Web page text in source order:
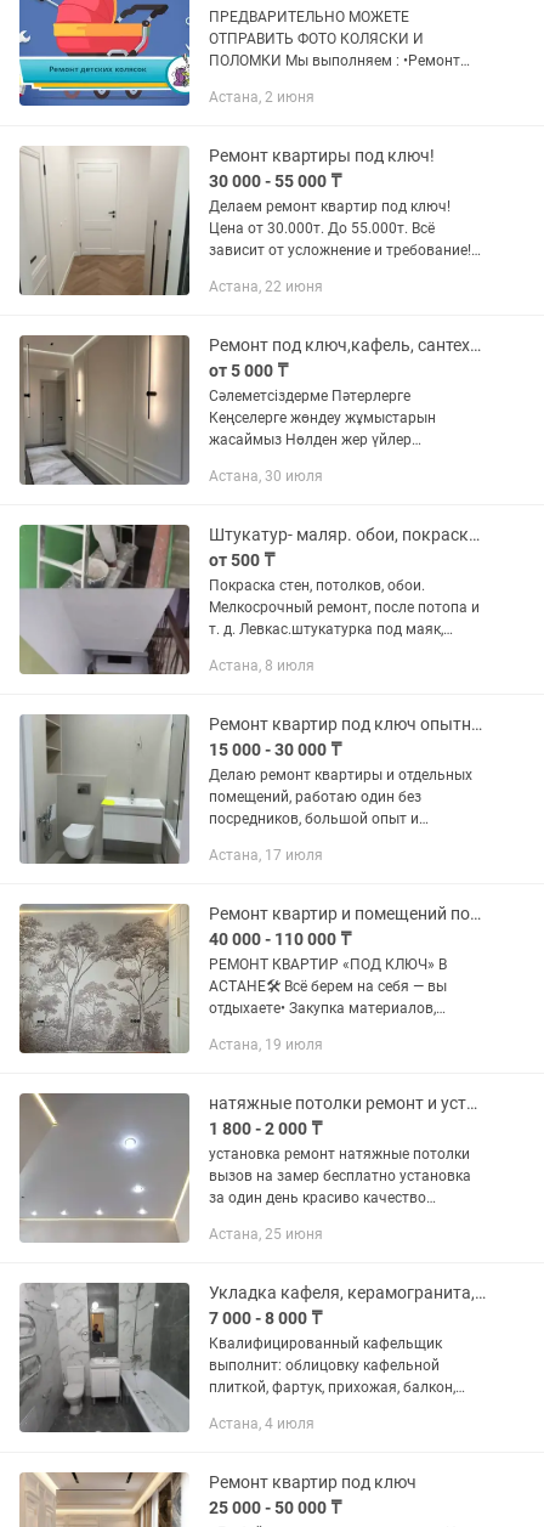
ПРЕДВАРИТЕЛЬНО МОЖЕТЕ
ОТПРАВИТЬ ФОТО КОЛЯСКИ И
ПОЛОМКИ Мы выполняем : •Ремонт
•Ремонт капюшона •Замену деталей
другие...
Астана, 2 июня
Ремонт квартиры под ключ!
30 000 - 55 000 ₸
Делаем ремонт квартир под ключ!
Цена от 30.000т. До 55.000т. Всё
зависит от усложнение и требование!
объектов можем отправить. Фото
Астана, 22 июня
Ремонт под ключ,кафель, сантехник, электрик,натяжной потолок,двери,ламинат
от 5 000 ₸
Сәлеметсіздерме Пәтерлерге
Кеңселерге жөндеу жұмыстарын
жасаймыз Нөлден жер үйлер
квартиры и офисов Строем с нуля
Евро...
Астана, 30 июля
Штукатур- маляр. обои, покраска стен, потолков. Мелкосрочный ремонт.
от 500 ₸
Покраска стен, потолков, обои.
Мелкосрочный ремонт, после потопа и
т. д. Левкас.штукатурка под маяк,
декоративная штукатурка, мокрый
Астана, 8 июля
Ремонт квартир под ключ опытный мастер
15 000 - 30 000 ₸
Делаю ремонт квартиры и отдельных
помещений, работаю один без
посредников, большой опыт и
-кладка кафеля -все отделочные
комнаты и...
Астана, 17 июля
Ремонт квартир и помещений под ключ в Астане
40 000 - 110 000 ₸
РЕМОНТ КВАРТИР «ПОД КЛЮЧ» В
АСТАНЕ🛠 Всё берем на себя — вы
отдыхаете• Закупка материалов,
Строго по договору с железной
за...
Астана, 19 июля
натяжные потолки ремонт и установка отличного качество!
1 800 - 2 000 ₸
установка ремонт натяжные потолки
вызов на замер бесплатно установка
за один день красиво качество
Астана, 25 июня
Укладка кафеля, керамогранита, ремонт ванной комнаты, Ремонт санузлов
7 000 - 8 000 ₸
Квалифицированный кафельщик
выполнит: облицовку кафельной
плиткой, фартук, прихожая, балкон,
сопутствующие работы по сантехнике,
Астана, 4 июля
Ремонт квартир под ключ
25 000 - 50 000 ₸